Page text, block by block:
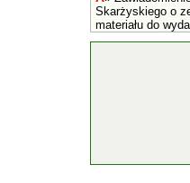
Skarżyskiego o
materiału do